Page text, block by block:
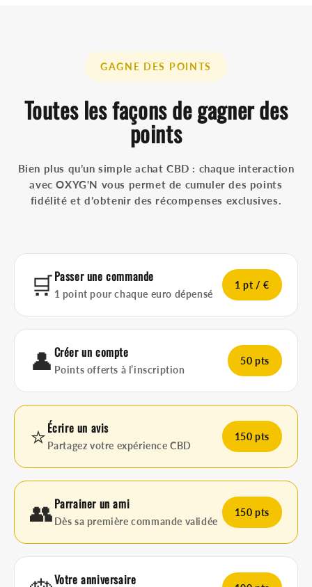
GAGNE DES POINTS
Toutes les façons de gagner des
points
Bien plus qu’un simple achat CBD : chaque interaction
avec OXYG'N vous permet de cumuler des points
fidélité et d’obtenir des récompenses exclusives.
🛒Passer une commande
1 point pour chaque euro dépensé
1 pt / €
👤 Créer un compte
Points offerts à l’inscription
50 pts
⭐Écrire un avis
Partagez votre expérience CBD
150 pts
👥Parrainer un ami
Dès sa première commande validée
150 pts
Votre anniversaire